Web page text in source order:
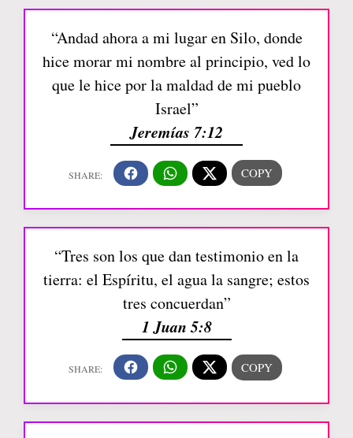
“Andad ahora a mi lugar en Silo, donde
hice morar mi nombre al principio, ved lo
que le hice por la maldad de mi pueblo
Israel”
Jeremías 7:12
“Tres son los que dan testimonio en la
tierra: el Espíritu, el agua la sangre; estos
tres concuerdan”
1 Juan 5:8